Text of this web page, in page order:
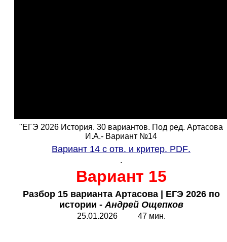
"ЕГЭ 2026 История. 30 вариантов. Под ред. Артасова
И.А.- Вариант №14
Вариант 14 с отв. и критер. PDF.
.
Вариант 15
Разбор 15 варианта Артасова
ЕГЭ 2026 по
истории -Андрей Ощепков
25.01.2026 47 мин.